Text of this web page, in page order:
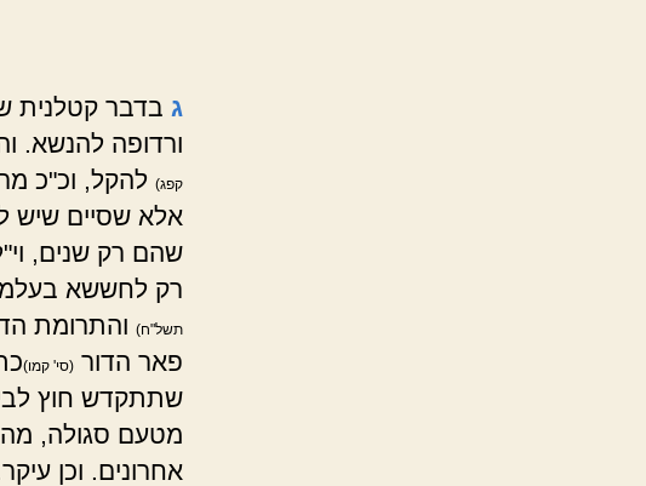
ג בדבר קטלנית
ורדופה להנשא.
קפג) להקל, וכ"כ
אלא שסיים שיש
שהם רק שנים,
רק לחששא
תשל"ח) והתרומת
פאר הדור (סי' קמו)
שתתקדש חוץ
מטעם סגולה,
אחרונים. וכן